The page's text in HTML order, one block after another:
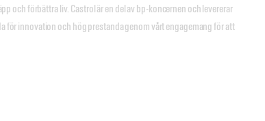
och förbättra liv. Castrol är en del av bp-koncernen och levererar
innovation och hög prestanda genom vårt engagemang för att